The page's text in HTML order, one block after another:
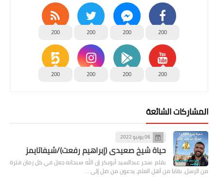
200
200
200
200
200
200
200
200
المشاركات الشائعة
06 يونيو 2022
حياة شيخ صعيدى (إبراهيم رفعت)/شيفاتايمز
بقلم :سحر عبدالسيد أبوبكر إن الله سبحانه جعل في كل زمان فترة
من الرسل، بقايا من أهل العلم، يدعون من ضل إلى …